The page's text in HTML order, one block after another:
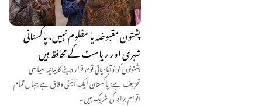
پشتون مقبوضہ یا مظلوم نہیں، پاکستانی
شہری اور ریاست کے محافظ ہیں
پشتونوں کو نوآبادیاتی قوم قرار دینے کا بیانیہ سیاسی
تحریف ہے؛ پاکستان ایک آئینی وفاق ہے جہاں تمام
اقوام برابر کی شریک ہیں۔